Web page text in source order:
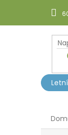
obsah